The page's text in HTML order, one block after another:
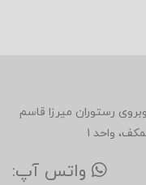
خیابان 12 فروردین، روبروی رستوران میرزا قاسم
واحد 1
واتس آپ: